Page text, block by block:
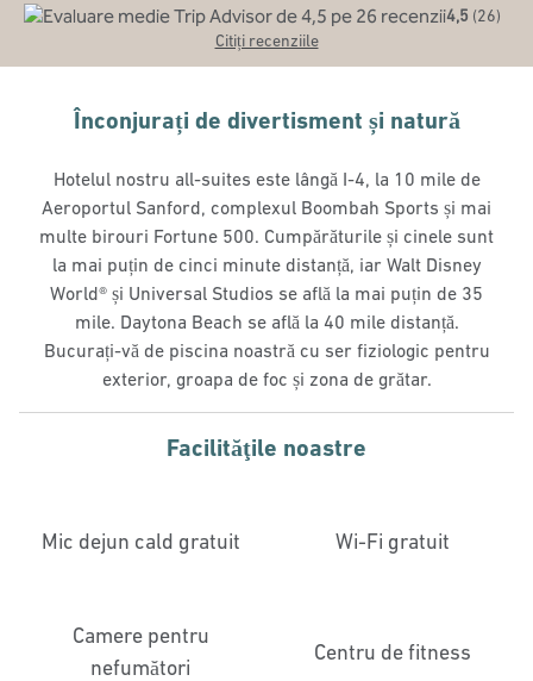
4,5 (26)
Citiți recenziile
Înconjurați de divertisment și natură
Hotelul nostru all-suites este lângă I-4, la 10 mile de
Aeroportul Sanford, complexul Boombah Sports și mai
multe birouri Fortune 500. Cumpărăturile și cinele sunt
la mai puțin de cinci minute distanță, iar Walt Disney
World® și Universal Studios se află la mai puțin de 35
mile. Daytona Beach se află la 40 mile distanță.
Bucurați-vă de piscina noastră cu ser fiziologic pentru
exterior, groapa de foc și zona de grătar.
Facilităţile noastre
Mic dejun cald gratuit Wi-Fi gratuit
Camere pentru
nefumători
Centru de fitness